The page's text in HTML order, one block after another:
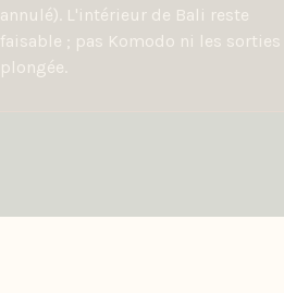
annulé). L'intérieur de Bali reste
faisable ; pas Komodo ni les sorties
plongée.